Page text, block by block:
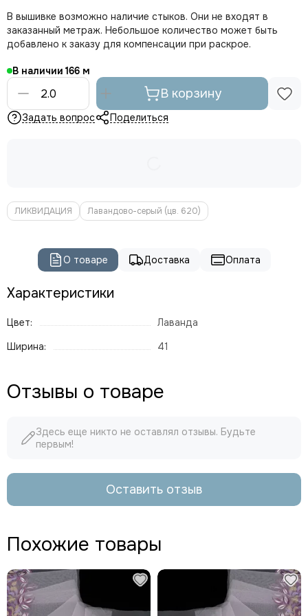
В вышивке возможно наличие стыков. Они не входят в
заказанный метраж. Небольшое количество может быть
добавлено к заказу для компенсации при раскрое.
В наличии 166
В корзину
Задать вопрос Поделиться
ЛИКВИДАЦИЯ Лавандово-серый (цв. 620)
О товаре Доставка Оплата
Характеристики
Цвет:
Лаванда
Ширина:
41
Отзывы о товаре
Здесь еще никто не оставлял отзывы. Будьте
первым!
Оставить отзыв
Похожие товары